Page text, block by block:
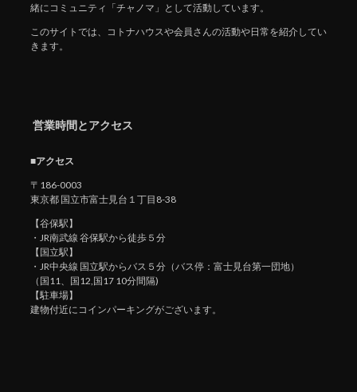
緒にコミュニティ「チャノマ」として活動しています。
このサイトでは、コトナハウスや会員さんの活動や日常を紹介してい
きます。
営業時間とアクセス
■アクセス
〒186-0003
東京都 国立市富士見台１丁目8-38
【谷保駅】
・JR南武線 谷保駅から徒歩５分
【国立駅】
・JR中央線 国立駅からバス５分（バス停：富士見台第一団地）
（国11、国12,国17 10分間隔)
【駐車場】
建物付近にコインパーキングがございます。